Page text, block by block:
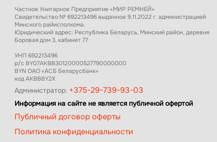
Частное Унитарное Предприятие «МИР РЕМНЕЙ»
Свидетельство № 692213496 выданное 9.11.2022 г. администрацией
Минского райисполкома.
Юридический адрес: Республика Беларусь, Минский район, деревня
Боровая дом 3, кабинет 77
УНП 692213496
р/с BY07AKBB30120000527790000000
BYN ОАО «АСБ Беларусбанк»
код AKBBBY2X
Администратор: +375-29-739-93-03
Информация на сайте не является публичной офертой
Публичный договор оферты
Политика конфиденциальности